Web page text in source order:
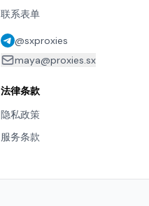
联系表单
@sxproxies
maya@proxies.sx
法律条款
隐私政策
服务条款